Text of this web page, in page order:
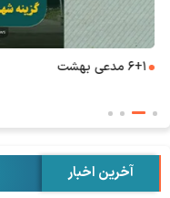
۶+۱ مدعی بهشت
آخرین اخبار